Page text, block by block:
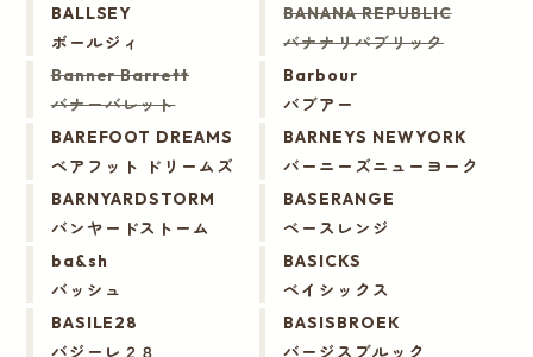
BALLSEY
ボールジィ
BANANA REPUBLIC
バナナリパブリック
Banner Barrett
バナーバレット
Barbour
バブアー
BAREFOOT DREAMS
ベアフット ドリームズ
BARNEYS NEWYORK
バーニーズニューヨーク
BARNYARDSTORM
バンヤードストーム
BASERANGE
ベースレンジ
ba&sh
バッシュ
BASICKS
ベイシックス
BASILE28
バジーレ２８
BASISBROEK
バージスブルック